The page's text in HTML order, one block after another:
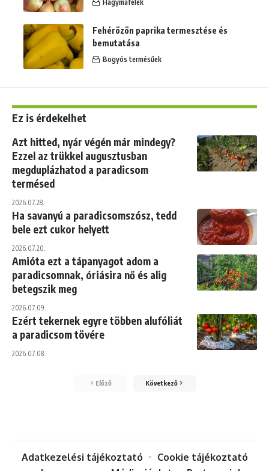
Hagymafélék
Fehérözön paprika termesztése és
bemutatása
Bogyós termésűek
Ez is érdekelhet
Azt hitted, nyár végén már mindegy?
Ezzel az trükkel augusztusban
megduplázhatod a paradicsom
termésed
2026.07.28.
Ha savanyú a paradicsomszósz, tedd
bele ezt cukor helyett
2026.07.20.
Amióta ezt a tápanyagot adom a
paradicsomnak, óriásira nő és alig
betegszik meg
2026.07.09.
Ezért tekernek egyre többen alufóliát
a paradicsom tövére
2026.07.08.
Előző Következő
Adatkezelési tájékoztató
Cookie tájékoztató